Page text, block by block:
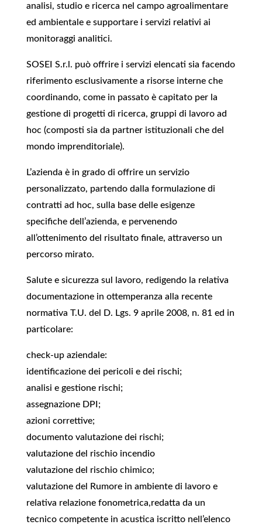
analisi, studio e ricerca nel campo agroalimentare
ed ambientale e supportare i servizi relativi ai
monitoraggi analitici.
SOSEI S.r.l. può offrire i servizi elencati sia facendo
riferimento esclusivamente a risorse interne che
coordinando, come in passato è capitato per la
gestione di progetti di ricerca, gruppi di lavoro ad
hoc (composti sia da partner istituzionali che del
mondo imprenditoriale).
L’azienda è in grado di offrire un servizio
personalizzato, partendo dalla formulazione di
contratti ad hoc, sulla base delle esigenze
specifiche dell’azienda, e pervenendo
all’ottenimento del risultato finale, attraverso un
percorso mirato.
Salute e sicurezza sul lavoro, redigendo la relativa
documentazione in ottemperanza alla recente
normativa T.U. del D. Lgs. 9 aprile 2008, n. 81 ed in
particolare:
check-up aziendale:
identificazione dei pericoli e dei rischi;
analisi e gestione rischi;
assegnazione DPI;
azioni correttive;
documento valutazione dei rischi;
valutazione del rischio incendio
valutazione del rischio chimico;
valutazione del Rumore in ambiente di lavoro e
relativa relazione fonometrica,redatta da un
tecnico competente in acustica iscritto nell’elenco